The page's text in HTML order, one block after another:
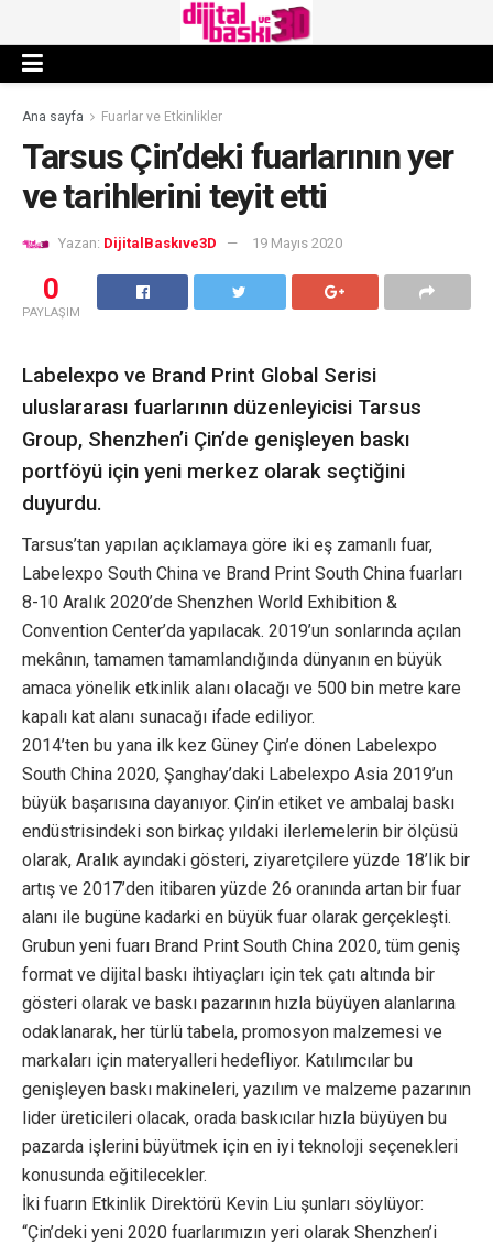
Ana sayfa Fuarlar ve Etkinlikler
Tarsus Çin’deki fuarlarının yer
ve tarihlerini teyit etti
Yazan: DijitalBaskıve3D 19 Mayıs 2020
0
PAYLAŞIM
Labelexpo ve Brand Print Global Serisi
uluslararası fuarlarının düzenleyicisi Tarsus
Group, Shenzhen’i Çin’de genişleyen baskı
portföyü için yeni merkez olarak seçtiğini
duyurdu.
Tarsus’tan yapılan açıklamaya göre iki eş zamanlı fuar,
Labelexpo South China ve Brand Print South China fuarları
8-10 Aralık 2020’de Shenzhen World Exhibition &
Convention Center’da yapılacak. 2019’un sonlarında açılan
mekânın, tamamen tamamlandığında dünyanın en büyük
amaca yönelik etkinlik alanı olacağı ve 500 bin metre kare
kapalı kat alanı sunacağı ifade ediliyor.
2014’ten bu yana ilk kez Güney Çin’e dönen Labelexpo
South China 2020, Şanghay’daki Labelexpo Asia 2019’un
büyük başarısına dayanıyor. Çin’in etiket ve ambalaj baskı
endüstrisindeki son birkaç yıldaki ilerlemelerin bir ölçüsü
olarak, Aralık ayındaki gösteri, ziyaretçilere yüzde 18’lik bir
artış ve 2017’den itibaren yüzde 26 oranında artan bir fuar
alanı ile bugüne kadarki en büyük fuar olarak gerçekleşti.
Grubun yeni fuarı Brand Print South China 2020, tüm geniş
format ve dijital baskı ihtiyaçları için tek çatı altında bir
gösteri olarak ve baskı pazarının hızla büyüyen alanlarına
odaklanarak, her türlü tabela, promosyon malzemesi ve
markaları için materyalleri hedefliyor. Katılımcılar bu
genişleyen baskı makineleri, yazılım ve malzeme pazarının
lider üreticileri olacak, orada baskıcılar hızla büyüyen bu
pazarda işlerini büyütmek için en iyi teknoloji seçenekleri
konusunda eğitilecekler.
İki fuarın Etkinlik Direktörü Kevin Liu şunları söylüyor:
“Çin’deki yeni 2020 fuarlarımızın yeri olarak Shenzhen’i